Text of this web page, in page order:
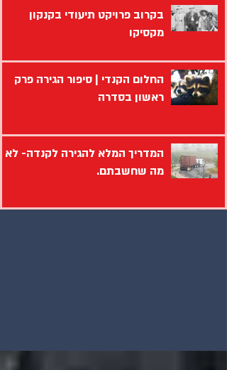
בקרוב פרויקט תיעודי בקנקון
מקסיקו
החלום הקנדי | סיפור הגירה פרק
ראשון בסדרה
המדריך המלא להגירה לקנדה- לא
מה שחשבתם.